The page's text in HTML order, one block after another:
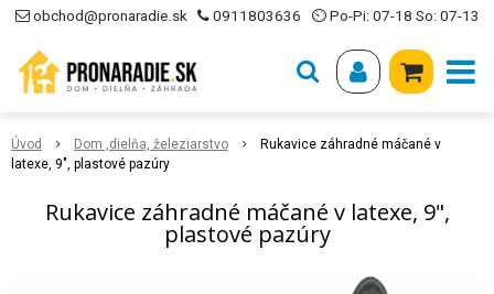
obchod@pronaradie.sk 0911803636 ⏲ Po-Pi: 07-18 So: 07-13
Úvod Dom ,dielňa, železiarstvo
Rukavice záhradné máčané v
latexe, 9", plastové pazúry
Rukavice záhradné máčané v latexe, 9",
plastové pazúry